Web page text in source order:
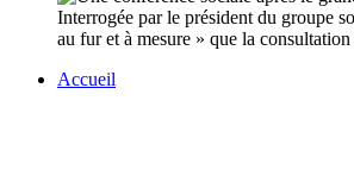
Interrogée par le président du groupe
au fur et à mesure » que la
Accueil